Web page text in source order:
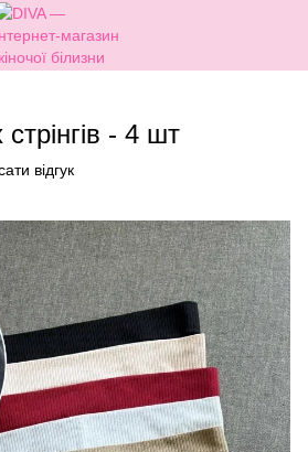
- 4 шт
відгук